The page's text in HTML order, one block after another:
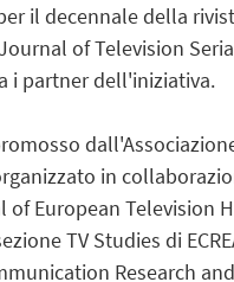
il decennale della
of Television
i partner dell'iniziativa.
in
of European Television
TV Studies di
Research